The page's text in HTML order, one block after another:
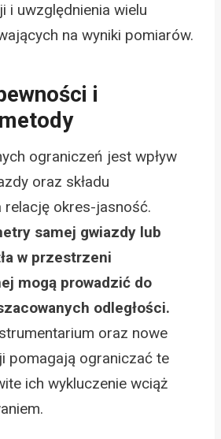
i uwzględnienia wielu
na wyniki pomiarów.
i
ograniczeń jest wpływ
oraz składu
relację okres-jasność.
samej gwiazdy lub
w przestrzeni
mogą prowadzić do
odległości.
oraz nowe
pomagają ograniczać te
ich wykluczenie wciąż